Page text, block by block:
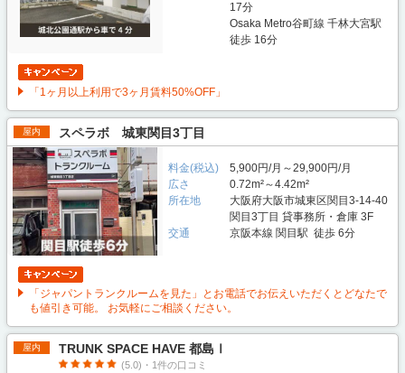
17分
Osaka Metro谷町線 千林大宮駅
徒歩 16分
「1ヶ月以上利用で3ヶ月賃料50%OFF」
屋内 スペラボ 城東関目3丁目
料金(税込)
5,900円/月～29,900円/月
広さ
0.72m²～4.42m²
所在地
大阪府大阪市城東区関目3-14-40
関目3丁目 貸事務所・倉庫 3F
交通
京阪本線 関目駅 徒歩 6分
「ジャパントランクルームを見た」とお電話でお伝えいただくとどなたで
も値引き可能。 お気軽にご相談ください。
屋内 TRUNK SPACE HAVE 都島Ⅰ
(5.0)・1件の口コミ